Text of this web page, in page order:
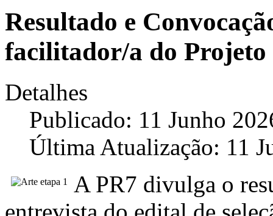
Resultado e
facilitador/a do Projeto
Detalhes
Publicado: 11 Junho
Última Atualização: 11
A PR7 divulga o